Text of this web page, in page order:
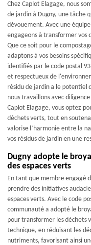
Chez Caplot Elagage, nous
de jardin à Dugny, une tâche
dévouement. Avec une
engageons à transformer vos
Que ce soit pour le
adaptons à vos besoins
identifiés par le code postal
et respectueux de
résidu de jardin a le potentiel
nous travaillons avec
Caplot Elagage, vous optez
déchets verts, tout en
valorise l’harmonie entre la
vos résidus de jardin en une
Dugny adopte le
des espaces verts
En tant que membre engagé
prendre des initiatives
espaces verts. Avec le code
communauté a adopté le
pour transformer les déchets
technique, en réduisant les
nutriments, favorisant ainsi